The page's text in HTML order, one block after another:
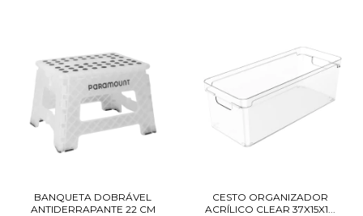
BANQUETA DOBRÁVEL
ANTIDERRAPANTE 22 CM
CESTO ORGANIZADOR
ACRÍLICO CLEAR 37X15X1...